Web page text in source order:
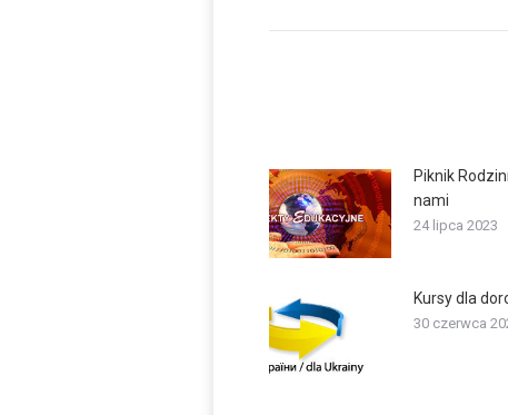
Piknik
nami
24 lipca 2023
Kursy dla
30 czerwca